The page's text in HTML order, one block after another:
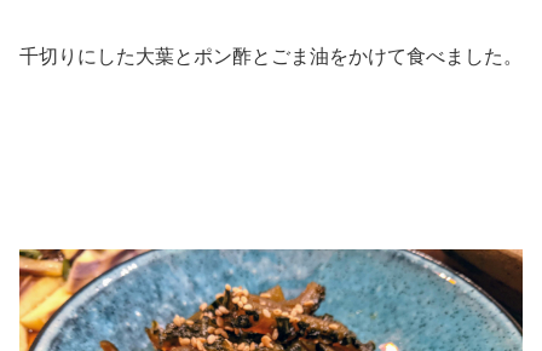
千切りにした大葉とポン酢とごま油をかけて食べました。